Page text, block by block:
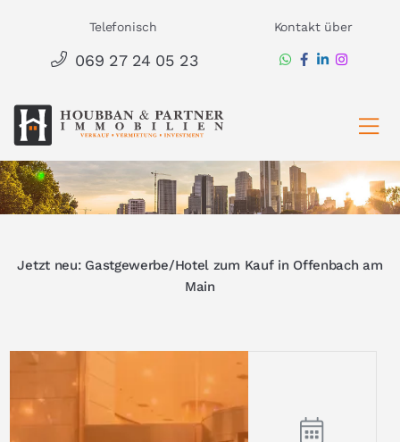
springen
Telefonisch
069 27 24 05 23
Kontakt über
Jetzt neu: Gastgewerbe/Hotel zum Kauf in Offenbach am
Main